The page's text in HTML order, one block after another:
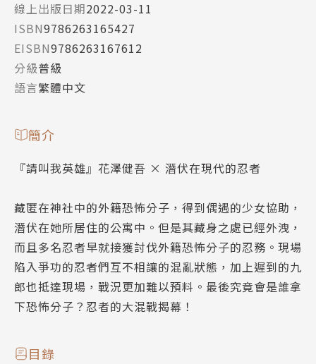
線上出版日期2022-03-11
ISBN9786263165427
EISBN9786263167612
分級普級
語言繁體中文
簡介
『請叫我英雄』花澤健吾 × 潛伏在現代的忍者
藏匿在神社中的外籍恐怖分子，得到偶遇的少女協助，
潛伏在她所居住的公寓中。但是其藏身之處已經外洩，
而且多名忍者早就接獲討伐外籍恐怖分子的忍務。現場
陷入爭功的忍者們互不相讓的混亂狀態，加上遲到的九
郎也抵達現場，戰況更加難以預料。最後究竟會是誰拿
下恐怖分子？忍者的大混戰揭幕！
目錄